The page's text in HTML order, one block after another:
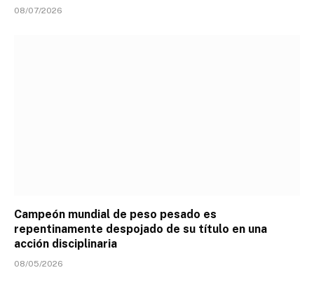
08/07/2026
Campeón mundial de peso pesado es
repentinamente despojado de su título en una
acción disciplinaria
08/05/2026